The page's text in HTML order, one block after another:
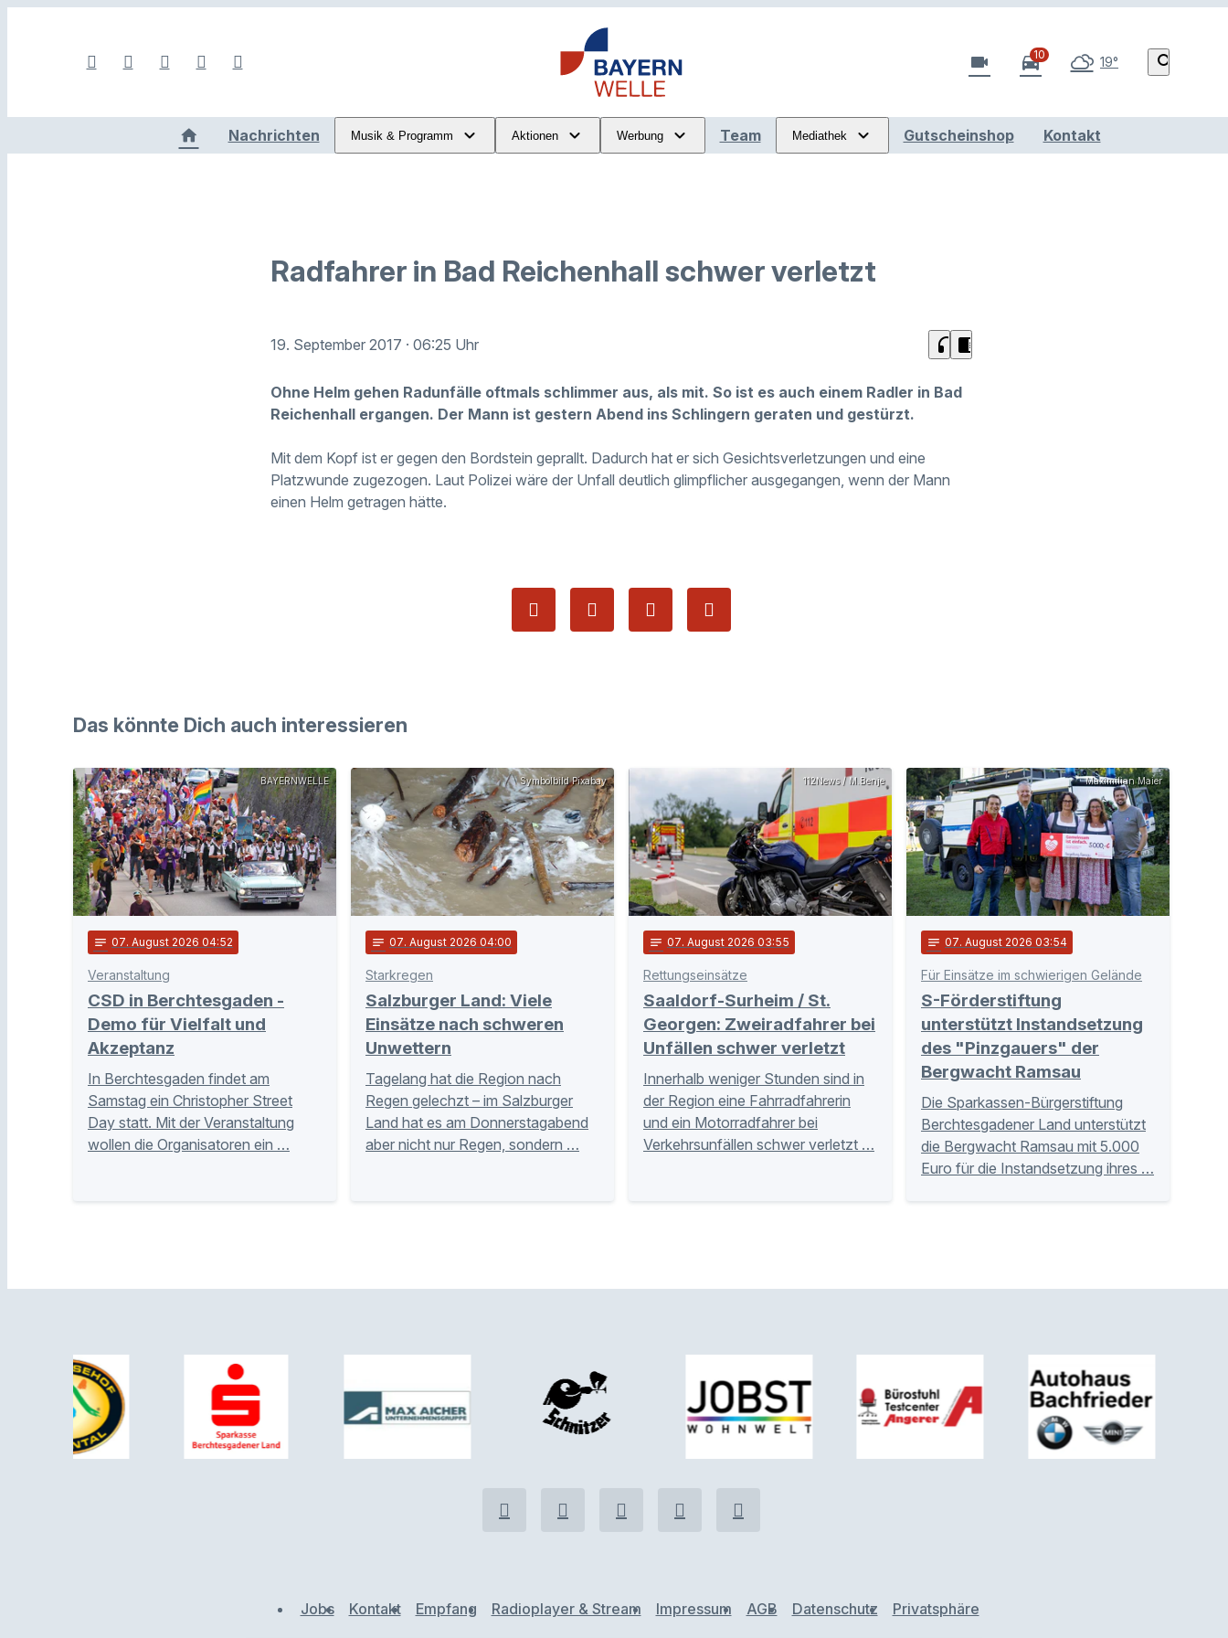
videocam directions_car
10 19° search
Nachrichten Musik & Programm Aktionen Werbung Team Mediathek Gutscheinshop Kontakt
Radfahrer in Bad Reichenhall schwer verletzt
19. September 2017 · 06:25 Uhr headphones chrome_reader_mode
Ohne Helm gehen Radunfälle oftmals schlimmer aus, als mit. So ist es auch einem Radler in Bad
Reichenhall ergangen. Der Mann ist gestern Abend ins Schlingern geraten und gestürzt.
Mit dem Kopf ist er gegen den Bordstein geprallt. Dadurch hat er sich Gesichtsverletzungen und eine
Platzwunde zugezogen. Laut Polizei wäre der Unfall deutlich glimpflicher ausgegangen, wenn der Mann
einen Helm getragen hätte.
Das könnte Dich auch interessieren
BAYERNWELLE
notes 07. August 2026 04:52
Veranstaltung
CSD in Berchtesgaden -
Demo für Vielfalt und
Akzeptanz
In Berchtesgaden findet am
Samstag ein Christopher Street
Day statt. Mit der Veranstaltung
wollen die Organisatoren ein …
Symbolbild Pixabay
notes 07. August 2026 04:00
Starkregen
Salzburger Land: Viele
Einsätze nach schweren
Unwettern
Tagelang hat die Region nach
Regen gelechzt – im Salzburger
Land hat es am Donnerstagabend
aber nicht nur Regen, sondern …
112News / M.Benje
notes 07. August 2026 03:55
Rettungseinsätze
Saaldorf-Surheim / St.
Georgen: Zweiradfahrer bei
Unfällen schwer verletzt
Innerhalb weniger Stunden sind in
der Region eine Fahrradfahrerin
und ein Motorradfahrer bei
Verkehrsunfällen schwer verletzt …
Maximilian Maier
notes 07. August 2026 03:54
Für Einsätze im schwierigen Gelände
S-Förderstiftung
unterstützt Instandsetzung
des "Pinzgauers" der
Bergwacht Ramsau
Die Sparkassen-Bürgerstiftung
Berchtesgadener Land unterstützt
die Bergwacht Ramsau mit 5.000
Euro für die Instandsetzung ihres …
Jobs Kontakt Empfang Radioplayer & Stream Impressum AGB Datenschutz Privatsphäre